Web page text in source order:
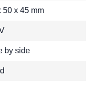
50 x 45 mm
by side